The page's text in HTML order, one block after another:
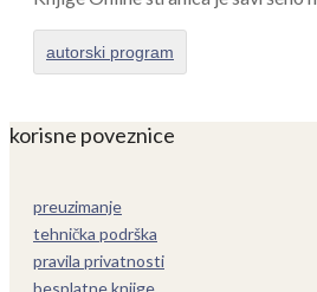
autorski program
korisne poveznice
preuzimanje
tehnička podrška
pravila privatnosti